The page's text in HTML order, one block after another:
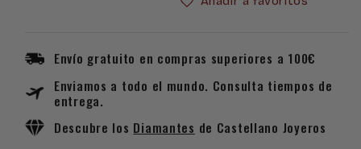
Pinza
Chupetes
en
Plata
Pinza
Chupetes
Plata
Bilaminada
Envío gratuito en compras superiores a 100€
Enviamos a todo el mundo. Consulta tiempos de
entrega.
Descubre los Diamantes de Castellano Joyeros